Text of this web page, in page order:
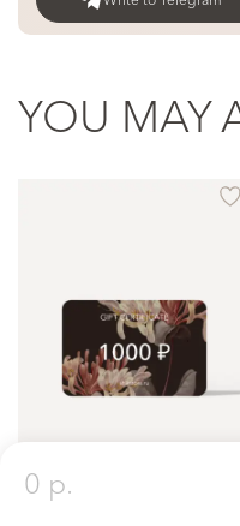
0 p.
YOU MAY